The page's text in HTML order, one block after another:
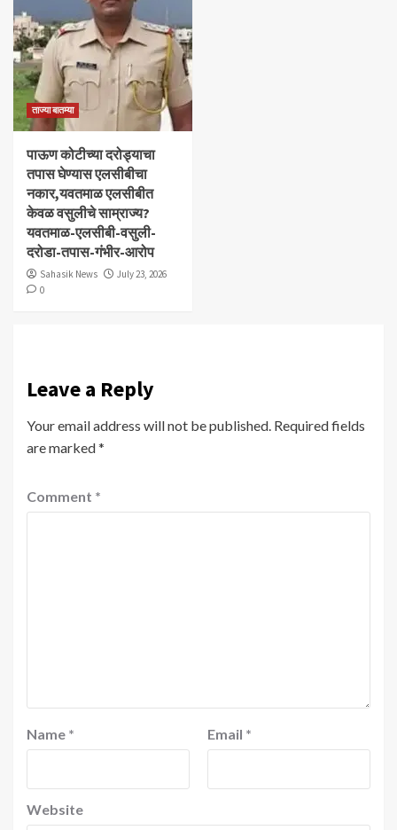
ताज्या बातम्या
पाऊण कोटीच्या दरोड्याचा
तपास घेण्यास एलसीबीचा
नकार,यवतमाळ एलसीबीत
केवळ वसुलीचे साम्राज्य?
यवतमाळ-एलसीबी-वसुली-
दरोडा-तपास-गंभीर-आरोप
Sahasik News
July 23, 2026
0
Leave a Reply
Your email address will not be published. Required fields
are marked*
Comment *
Name * Email *
Website